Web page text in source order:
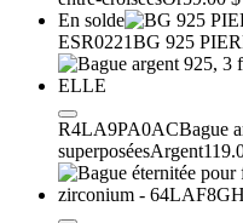
En solde
ESR0221BG 925
R4LA9PA0ACBague
superposéesArgent